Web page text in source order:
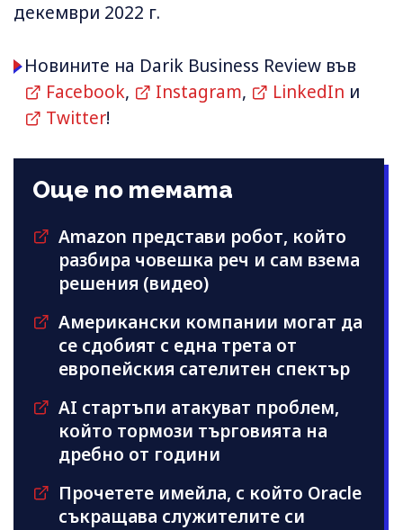
декември 2022 г.
Новините на Darik Business Review във
Facebook, Instagram, LinkedIn и
Twitter!
Още по темата
Amazon представи робот, който
разбира човешка реч и сам взема
решения (видео)
Американски компании могат да
се сдобият с една трета от
европейския сателитен спектър
AI стартъпи атакуват проблем,
който тормози търговията на
дребно от години
Прочетете имейла, с който Oracle
съкращава служителите си